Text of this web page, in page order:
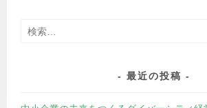
検
最近の投稿